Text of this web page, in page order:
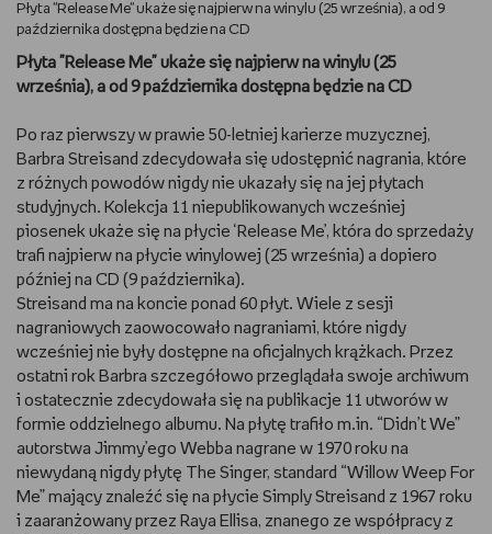
TRENUJĘ
URZĄDZAM I DEKORUJĘ
MAM ZWIERZĘTA
PASJE DZIECKA
GRAM
RYSUJĘ
PORADNIKI
WYWIADY
WSZYSTKO O LEGO
Płyta "Release Me" ukaże się najpierw na winylu (25 września), a od 9
października dostępna będzie na CD
Płyta "Release Me" ukaże się najpierw na winylu (25
września), a od 9 października dostępna będzie na CD
Po raz pierwszy w prawie 50-letniej karierze muzycznej,
Barbra Streisand zdecydowała się udostępnić nagrania, które
z różnych powodów nigdy nie ukazały się na jej płytach
studyjnych. Kolekcja 11 niepublikowanych wcześniej
piosenek ukaże się na płycie ‘Release Me’, która do sprzedaży
trafi najpierw na płycie winylowej (25 września) a dopiero
później na CD (9 października).
Streisand ma na koncie ponad 60 płyt. Wiele z sesji
nagraniowych zaowocowało nagraniami, które nigdy
wcześniej nie były dostępne na oficjalnych krążkach. Przez
ostatni rok Barbra szczegółowo przeglądała swoje archiwum
i ostatecznie zdecydowała się na publikacje 11 utworów w
formie oddzielnego albumu. Na płytę trafiło m.in. “Didn’t We”
autorstwa Jimmy’ego Webba nagrane w 1970 roku na
niewydaną nigdy płytę The Singer, standard “Willow Weep For
Me” mający znaleźć się na płycie Simply Streisand z 1967 roku
i zaaranżowany przez Raya Ellisa, znanego ze współpracy z